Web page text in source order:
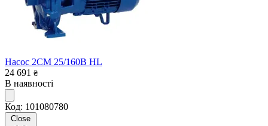
Насос 2CM 25/160B HL
24 691 ₴
В наявності
Код: 101080780
Close